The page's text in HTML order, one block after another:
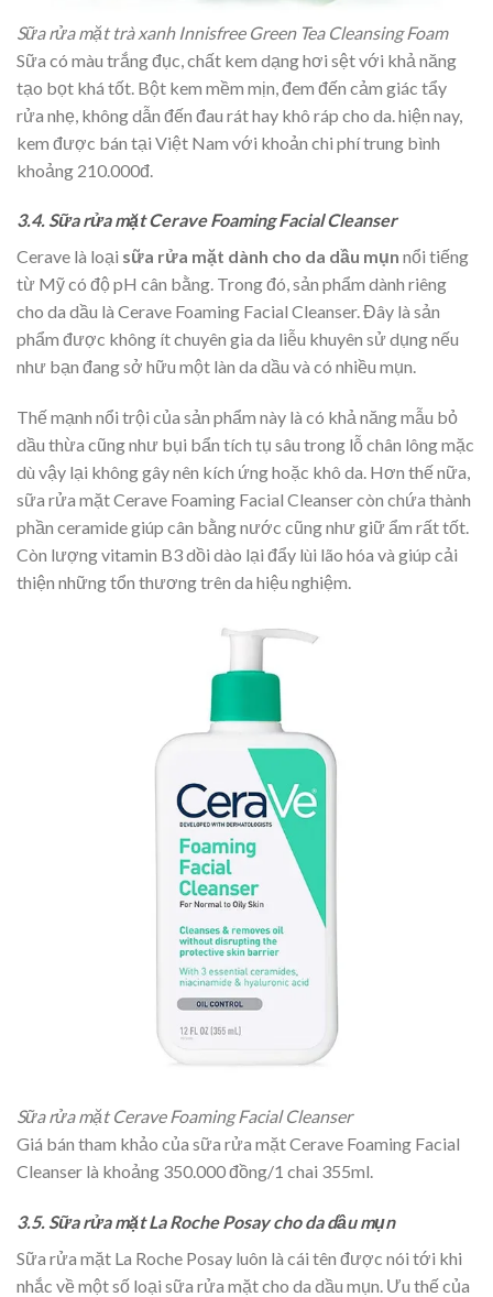
Sữa rửa mặt trà xanh Innisfree Green Tea Cleansing Foam
Sữa có màu trắng đục, chất kem dạng hơi sệt với khả năng
tạo bọt khá tốt. Bột kem mềm mịn, đem đến cảm giác tẩy
rửa nhẹ, không dẫn đến đau rát hay khô ráp cho da. hiện nay,
kem được bán tại Việt Nam với khoản chi phí trung bình
khoảng 210.000đ.
3.4. Sữa rửa mặt Cerave Foaming Facial Cleanser
Cerave là loại sữa rửa mặt dành cho da dầu mụn nổi tiếng
từ Mỹ có độ pH cân bằng. Trong đó, sản phẩm dành riêng
cho da dầu là Cerave Foaming Facial Cleanser. Đây là sản
phẩm được không ít chuyên gia da liễu khuyên sử dụng nếu
như bạn đang sở hữu một làn da dầu và có nhiều mụn.
Thế mạnh nổi trội của sản phẩm này là có khả năng mẫu bỏ
dầu thừa cũng như bụi bẩn tích tụ sâu trong lỗ chân lông mặc
dù vậy lại không gây nên kích ứng hoặc khô da. Hơn thế nữa,
sữa rửa mặt Cerave Foaming Facial Cleanser còn chứa thành
phần ceramide giúp cân bằng nước cũng như giữ ẩm rất tốt.
Còn lượng vitamin B3 dồi dào lại đẩy lùi lão hóa và giúp cải
thiện những tổn thương trên da hiệu nghiệm.
Sữa rửa mặt Cerave Foaming Facial Cleanser
Giá bán tham khảo của sữa rửa mặt Cerave Foaming Facial
Cleanser là khoảng 350.000 đồng/1 chai 355ml.
3.5. Sữa rửa mặt La Roche Posay cho da dầu mụn
Sữa rửa mặt La Roche Posay luôn là cái tên được nói tới khi
nhắc về một số loại sữa rửa mặt cho da dầu mụn. Ưu thế của